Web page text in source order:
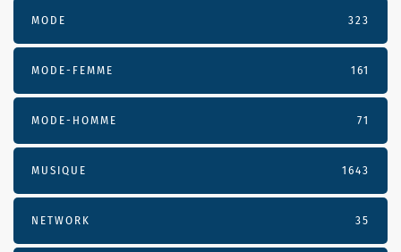
MODE 323
MODE-FEMME 161
MODE-HOMME 71
MUSIQUE 1643
NETWORK 35